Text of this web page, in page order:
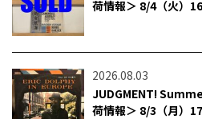
荷情報＞ 8/4（火）
2026.08.03
JUDGMENT!
荷情報＞ 8/3（月）